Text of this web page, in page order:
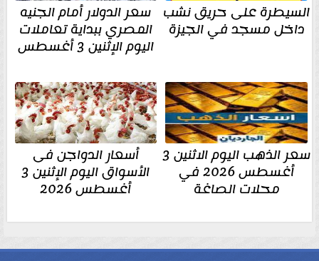
السيطرة على حريق نشب
داخل مسجد في الجيزة
سعر الدولار أمام الجنيه
المصري ببداية تعاملات
اليوم الإثنين 3 أغسطس
سعر الذهب اليوم الاثنين 3
أغسطس 2026 في
محلات الصاغة
أسعار الدواجن فى
الأسواق اليوم الإثنين 3
أغسطس 2026